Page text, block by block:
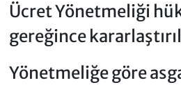
Ücret Yönetmeliği
gereğince
Yönetmeliğe göre